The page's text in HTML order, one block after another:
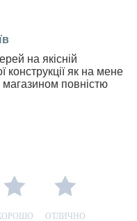
на якісній
конструкції як на мене
магазином повністю
ОТЛИЧНО